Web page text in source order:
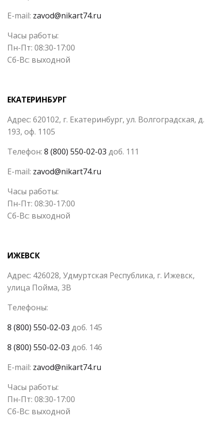
E-mail: zavod@nikart74.ru
Часы работы:
Пн-Пт: 08:30-17:00
Сб-Вс: выходной
ЕКАТЕРИНБУРГ
Адрес: 620102, г. Екатеринбург, ул. Волгоградская, д.
193, оф. 1105
Телефон: 8 (800) 550-02-03 доб. 111
E-mail: zavod@nikart74.ru
Часы работы:
Пн-Пт: 08:30-17:00
Сб-Вс: выходной
ИЖЕВСК
Адрес: 426028, Удмуртская Республика, г. Ижевск,
улица Пойма, 3В
Телефоны:
8 (800) 550-02-03 доб. 145
8 (800) 550-02-03 доб. 146
E-mail: zavod@nikart74.ru
Часы работы:
Пн-Пт: 08:30-17:00
Сб-Вс: выходной